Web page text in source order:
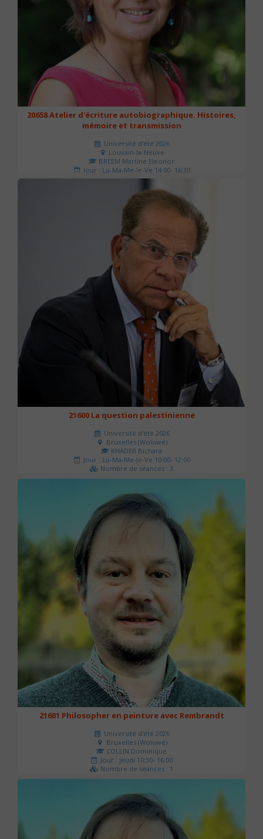
20658 Atelier d'écriture autobiographique. Histoires,
mémoire et transmission
Université d'été 2026
Louvain-la-Neuve
BREEM Martine Eleonor
Jour : Lu-Ma-Me-Je-Ve 14:00- 16:30
Nombre de séances : 3
21600 La question palestinienne
Université d'été 2026
Bruxelles (Woluwé)
KHADER Bichara
Jour : Lu-Ma-Me-Je-Ve 10:00- 12:00
Nombre de séances : 3
63 €
21601 Philosopher en peinture avec Rembrandt
Université d'été 2026
Bruxelles (Woluwé)
COLLIN Dominique
Jour : jeudi 10:30- 16:00
Nombre de séances : 1
40 €